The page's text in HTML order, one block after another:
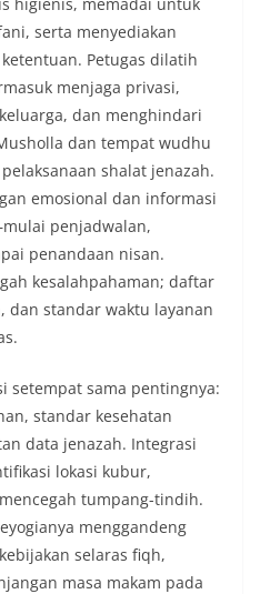
serta menyediakan
Petugas dilatih
menjaga privasi,
dan menghindari
dan tempat wudhu
shalat jenazah.
emosional dan informasi
penjadwalan,
penandaan nisan.
kesalahpahaman; daftar
dan standar waktu layanan
setempat sama pentingnya:
standar kesehatan
data jenazah. Integrasi
lokasi kubur,
tumpang-tindih.
menggandeng
selaras fiqh,
masa makam pada